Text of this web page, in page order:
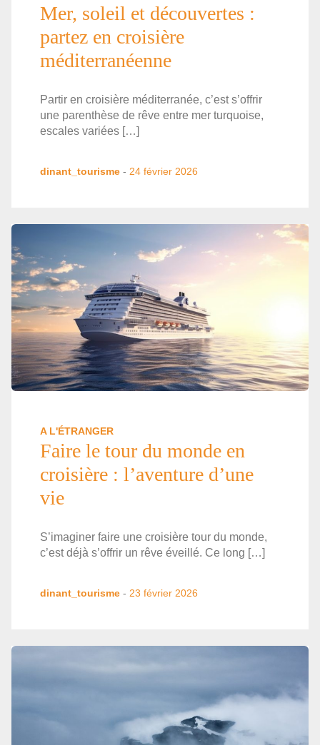
Mer, soleil et découvertes :
partez en croisière
méditerranéenne
Partir en croisière méditerranée, c’est s’offrir
une parenthèse de rêve entre mer turquoise,
escales variées […]
dinant_tourisme - 24 février 2026
A L'ÉTRANGER
Faire le tour du monde en
croisière : l’aventure d’une
vie
S’imaginer faire une croisière tour du monde,
c’est déjà s’offrir un rêve éveillé. Ce long […]
dinant_tourisme - 23 février 2026